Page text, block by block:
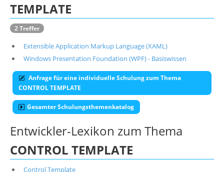
TEMPLATE
2 Treffer
Extensible Application Markup Language (XAML)
Windows Presentation Foundation (WPF) - Basiswissen
Anfrage für eine individuelle Schulung zum Thema
CONTROL TEMPLATE
Gesamter Schulungsthemenkatalog
Entwickler-Lexikon zum Thema
CONTROL TEMPLATE
Control Template